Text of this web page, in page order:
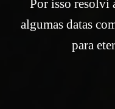
Por isso resolvi
algumas datas
para